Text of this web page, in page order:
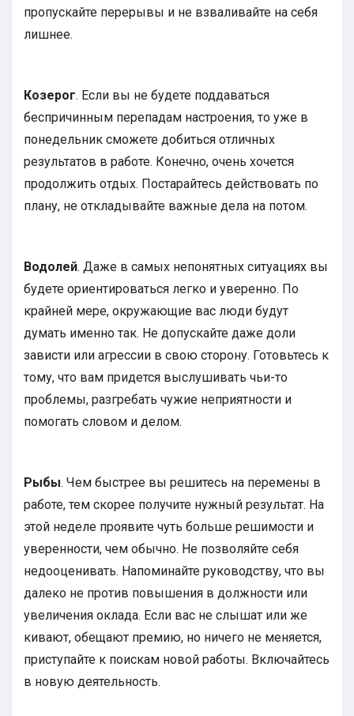
пропускайте перерывы и не взваливайте на себя
лишнее.
Козерог. Если вы не будете поддаваться
беспричинным перепадам настроения, то уже в
понедельник сможете добиться отличных
результатов в работе. Конечно, очень хочется
продолжить отдых. Постарайтесь действовать по
плану, не откладывайте важные дела на потом.
Водолей. Даже в самых непонятных ситуациях вы
будете ориентироваться легко и уверенно. По
крайней мере, окружающие вас люди будут
думать именно так. Не допускайте даже доли
зависти или агрессии в свою сторону. Готовьтесь к
тому, что вам придется выслушивать чьи-то
проблемы, разгребать чужие неприятности и
помогать словом и делом.
Рыбы. Чем быстрее вы решитесь на перемены в
работе, тем скорее получите нужный результат. На
этой неделе проявите чуть больше решимости и
уверенности, чем обычно. Не позволяйте себя
недооценивать. Напоминайте руководству, что вы
далеко не против повышения в должности или
увеличения оклада. Если вас не слышат или же
кивают, обещают премию, но ничего не меняется,
приступайте к поискам новой работы. Включайтесь
в новую деятельность.